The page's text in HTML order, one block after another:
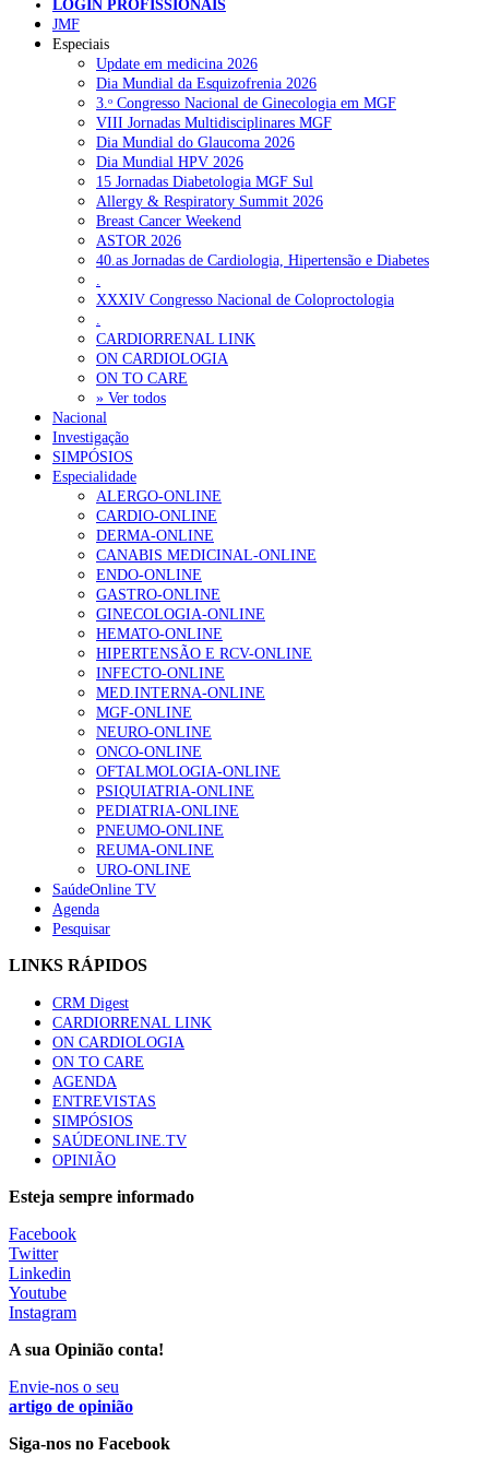
NOTÍCIAS RECENTES
Quase 11.900 jovens recorreram aos cheques psicólogo e
nutricionista no primeiro mês 7 de Agosto, 2026
ULS de Coimbra estreia cirurgia endoscópica do ouvido com
apoio robótico em Portugal 7 de Agosto, 2026
Enfermeiros exigem esclarecimentos sobre eventual gestão
privada da ULS do Algarve 7 de Agosto, 2026
Ordem dos Médicos alerta para riscos no novo sistema de acesso
a consultas e cirurgias
Portugal está a formar os médicos de que precisa?
2026
NOTÍCIAS MAIS LIDAS
Enfermagem Forense. “Da urgência ao tribunal, cada
gesto conta e cada profissional faz a diferença”
203 visualizações
1.º Episódio do Podcast “Frequência Cardio – Sintoniza-
te na Insuficiência Cardíaca” da Bayer
202 visualizações
Alguns milhares de utentes podem ficar sem médico de
família com nova regras do registo, alerta associação
160 visualizações
“Os programas de rastreio do cancro do pulmão são
custo-efetivos e representam um investimento
sustentável para os sistemas de saúde”
94 visualizações
Quase quatro em cada dez doentes com enfarte
88 visualizações
Trodelvy aprovado para primeira linha no cancro da
mama triplo negativo metastático em doentes não
elegíveis para inibidores PD-(L)1
61 visualizações
MAIS NOTÍCIAS
Quase 11.900 jovens recorreram aos cheques psicólogo e
nutricionista no primeiro mês
7 Ago, 2026
ULS de Coimbra estreia cirurgia endoscópica do ouvido com
apoio robótico em Portugal
7 Ago, 2026 0 Comments
LOGIN PROFISSIONAIS
JMF
Especiais
Update em medicina 2026
Dia Mundial da Esquizofrenia 2026
3.ᵒ Congresso Nacional de Ginecologia em MGF
VIII Jornadas Multidisciplinares MGF
Dia Mundial do Glaucoma 2026
Dia Mundial HPV 2026
15 Jornadas Diabetologia MGF Sul
Allergy & Respiratory Summit 2026
Breast Cancer Weekend
ASTOR 2026
40.as Jornadas de Cardiologia, Hipertensão e Diabetes
.
XXXIV Congresso Nacional de Coloproctologia
.
CARDIORRENAL LINK
ON CARDIOLOGIA
ON TO CARE
» Ver todos
Nacional
Investigação
SIMPÓSIOS
Especialidade
ALERGO-ONLINE
CARDIO-ONLINE
DERMA-ONLINE
CANABIS MEDICINAL-ONLINE
ENDO-ONLINE
GASTRO-ONLINE
GINECOLOGIA-ONLINE
HEMATO-ONLINE
HIPERTENSÃO E RCV-ONLINE
INFECTO-ONLINE
MED.INTERNA-ONLINE
MGF-ONLINE
NEURO-ONLINE
ONCO-ONLINE
OFTALMOLOGIA-ONLINE
PSIQUIATRIA-ONLINE
PEDIATRIA-ONLINE
PNEUMO-ONLINE
REUMA-ONLINE
URO-ONLINE
SaúdeOnline TV
Agenda
Pesquisar
LINKS RÁPIDOS
CRM Digest
CARDIORRENAL LINK
ON CARDIOLOGIA
ON TO CARE
AGENDA
ENTREVISTAS
SIMPÓSIOS
SAÚDEONLINE.TV
OPINIÃO
Esteja sempre informado
Facebook
Twitter
Linkedin
Youtube
Instagram
A sua Opinião conta!
Envie-nos o seu
artigo de opinião
Siga-nos no Facebook